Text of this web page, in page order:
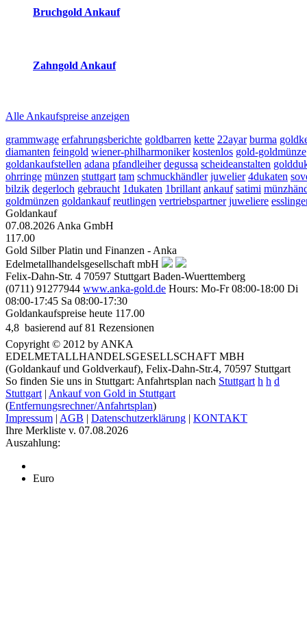
Bruchgold Ankauf
Zahngold Ankauf
Alle Ankaufspreise anzeigen
grammwage erfahrungsberichte goldbarren kette 22ayar burma
diamanten feingold wiener-philharmoniker kostenlos gold-goldmünze
goldankaufstellen adana pfandleiher degussa scheideanstalten
ohrringe münzen stuttgart tam schmuckhändler juwelier 4dukaten
bilzik degerloch gebraucht 1dukaten 1brillant ankauf satimi
goldmünzen goldankauf reutlingen vertriebspartner juweliere
Goldankauf
07.08.2026 Anka GmbH
117.00
Gold Silber Platin und Finanzen - Anka
Edelmetallhandelsgesellschaft mbH
Felix-Dahn-Str. 4 70597 Stuttgart Baden-Wuerttemberg
(0711) 91277944 www.anka-gold.de Hours: Mo-Fr 08:00-18:00 Di
08:00-17:45 Sa 08:00-17:30
Goldankaufspreise heute 117.00
4,8  basierend auf81 Rezensionen
Copyright © 2012 by ANKA
EDELMETALLHANDELSGESELLSCHAFT MBH
(Goldankauf und Goldverkauf), Felix-Dahn-Str.4, 70597 Stuttgart
So finden Sie uns in Stuttgart: Anfahrtsplan nach Stuttgart h h d
Stuttgart | Ankauf von Gold in Stuttgart
(Entfernungsrechner/Anfahrtsplan)
Impressum | AGB | Datenschutzerklärung | KONTAKT
Ihre Merkliste v. 07.08.2026
Auszahlung:
Euro